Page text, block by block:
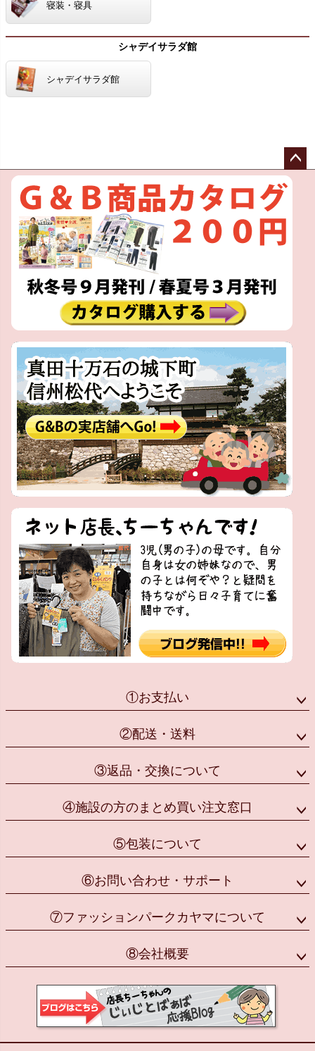
寝装・寝具
シャデイサラダ館
シャデイサラダ館
ペー
へ
①お支払い
②配送・送料
③返品・交換について
④施設の方のまとめ買い注文窓口
⑤包装について
⑥お問い合わせ・サポート
⑦ファッションパークカヤマについて
⑧会社概要